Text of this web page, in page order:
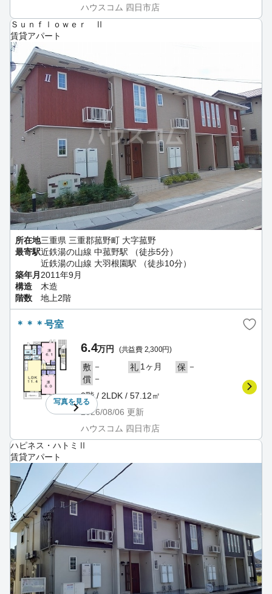
ハウスコム 四日市店
Ｓｕｎｆｌｏｗｅｒ Ⅱ
賃貸アパート
所在地三重県 三重郡菰野町 大字菰野
最寄駅近鉄湯の山線 中菰野駅 （徒歩5分）
近鉄湯の山線 大羽根園駅 （徒歩10分）
築年月 2011年9月
構造
木造
階数
地上2階
＊＊＊号室
写真を見る
6.4万円 (共益費 2,300円)
敷 － 礼 1ヶ月 保 －
償 －
2階 / 2LDK / 57.12㎡
2026/08/06 更新
ハウスコム 四日市店
ハピネス・ハトミⅡ
賃貸アパート